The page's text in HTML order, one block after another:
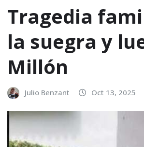
Tragedia
la suegra y
Millón
Julio Benzant Oct 13, 2025